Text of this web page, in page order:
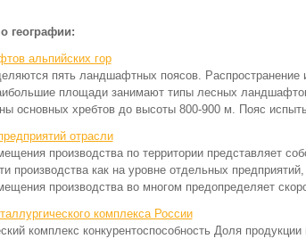
географии:
альпийских гор
пять ландшафтных поясов. Распространение
площади занимают типы лесных
основных хребтов до высоты 800-900 м. Пояс
отрасли
производства по территории представляет
производства как на уровне отдельных
производства во многом предопределяет
комплекса России
комплекс конкурентоспособность Доля